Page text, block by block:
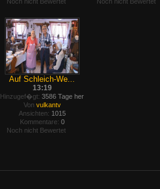
Auf Schleich-We...
13:19
Hinzugef�gt: 3586 Tage her
Von vulkantv
Ansichten: 1015
Kommentare: 0
Noch nicht Bewertet